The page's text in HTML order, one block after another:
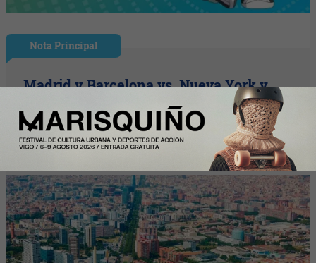
Nota Principal
Madrid y Barcelona vs. Nueva York y
Zúrich: ¿cuánto cuesta vivir en España
frente a las grandes capitales?